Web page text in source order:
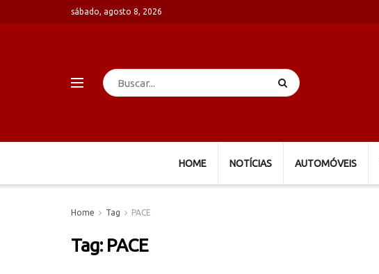
sábado, agosto 8, 2026
HOME NOTÍCIAS AUTOMÓVEIS
Home Tag PACE
Tag: PACE